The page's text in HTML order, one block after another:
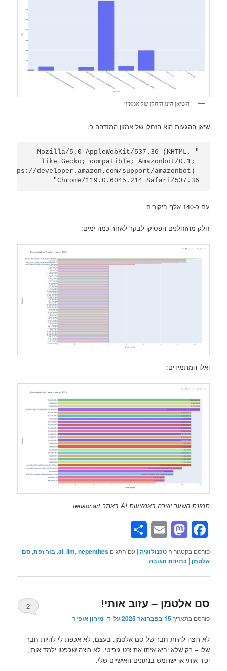
השיאן הינו הזחלן של אמאזון
שיאן ההגעות הוא הזחלן של אמזון המזדהה כ:
"Mozilla/5.0 AppleWebKit/537.36 (KHTML,
like Gecko; compatible; Amazonbot/0.1;
+https://developer.amazon.com/support/amazonbot)
Chrome/119.0.6045.214 Safari/537.36"
עם כ-140 אלף ביקורים.
חלק מהזחלנים הפסיקו לבקר לאחר כמה ימים:
ואלו המתמידים:
תמונת השער יוצרה באמצעות AI באתר tensor.art
Facebook
Mastodon
Email
פורסם בקטגוריה טכנולוגיה |עם התגים ai,llm,nepenthes
,בור זפת,סם
אלטמן | כתיבת תגובה
סם אלטמן – עזוב אותי!
פורסם בתאריך15 בפברואר 2025 על ידי מירון אופיר
2
לא רוצה להיות חבר של סם אלטמן. בעצם, לא אכפת לי להיות חבר
שלו – רק שלא יביא איתו את צ'ט גיפיטי. לא רוצה שג'פטו ילמד אותי,
יכיר אותי או ישתמש בנתונים האישיים שלי.